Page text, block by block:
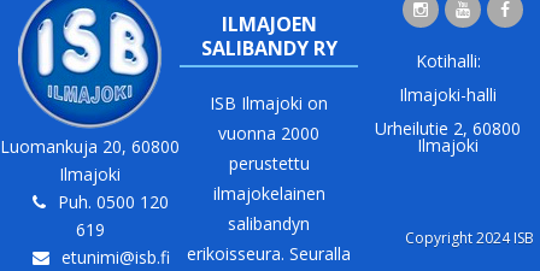
Luomankuja 20, 60800
Ilmajoki
Puh. 0500 120
619
etunimi@isb.fi
ILMAJOEN
SALIBANDY RY
ISB Ilmajoki on
vuonna 2000
perustettu
ilmajokelainen
salibandyn
erikoisseura. Seuralla
Kotihalli:
Ilmajoki-halli
Urheilutie 2, 60800
Ilmajoki
Copyright 2024 ISB